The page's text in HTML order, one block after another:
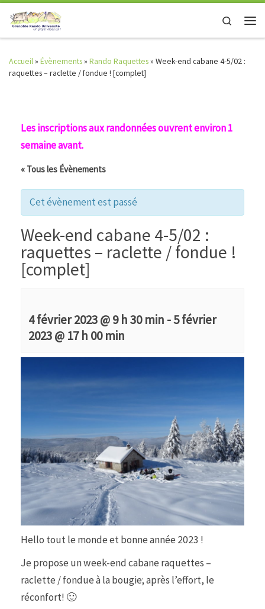
Skip to content
Search
Accueil» Évènements» Rando Raquettes» Week-end cabane 4-5/02 :
raquettes – raclette / fondue ! [complet]
Les inscriptions aux randonnées ouvrent environ 1
semaine avant.
« Tous les Évènements
Cet évènement est passé
Week-end cabane 4-5/02 :
raquettes – raclette / fondue !
[complet]
4 février 2023 @ 9 h 30 min -5 février
2023 @ 17 h 00 min
Hello tout le monde et bonne année 2023 !
Je propose un week-end cabane raquettes –
raclette / fondue à la bougie; après l’effort, le
réconfort! 🙂